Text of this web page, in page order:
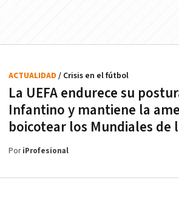
La UEFA endurece su
Infantino y mantiene la
boicotear los Mundiales de
ACTUALIDAD / Crisis en el fútbol
PoriProfesional